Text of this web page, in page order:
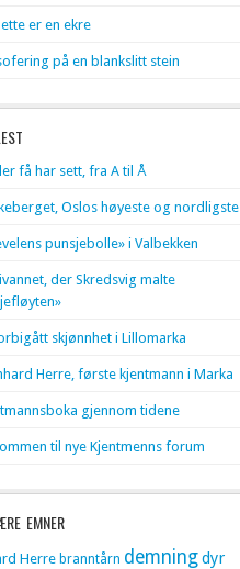
er en ekre
på en blankslitt stein
få har sett, fra A til Å
Oslos høyeste og nordligste
punsjebolle» i Valbekken
der Skredsvig malte
skjønnhet i Lillomarka
Herre, første kjentmann i Marka
gjennom tidene
til nye Kjentmenns forum
EMNER
Herre branntårn demningdyr